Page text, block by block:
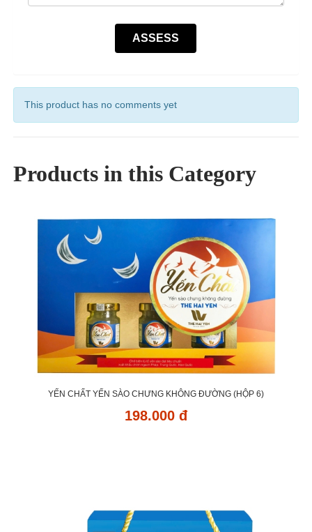
This product has no comments yet
Products in this Category
YẾN CHẤT YẾN SÀO CHƯNG KHÔNG ĐƯỜNG (HỘP 6)
198.000 đ